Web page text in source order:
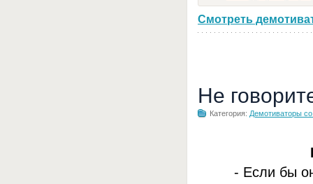
Смотреть
Не
Категория: Демотиваторы
- Если бы